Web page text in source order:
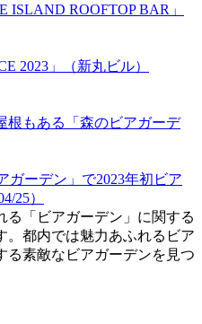
ISLAND ROOFTOP BAR」
2023」（新丸ビル）
根もある「森のビアガーデ
ガーデン」で2023年初ビア
25）
る「ビアガーデン」に関する
。都内では魅力あふれるビア
る素敵なビアガーデンを見つ